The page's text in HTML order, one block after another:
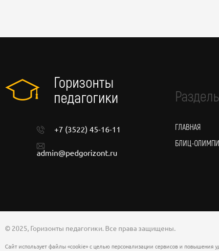
Горизонты
педагогики
+7 (3522) 45-16-11
admin@pedgorizont.ru
ГЛАВНАЯ
БЛИЦ-
© 2025, Горизонты педагогики. Все права защищены.
Сайт использует файлы «cookie» с целью персонализации сервисов и повышения